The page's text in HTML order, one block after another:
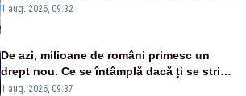
în pericol Centrala Cernavodă era
1 aug. 2026, 09:32
De azi, milioane de români primesc un
drept nou. Ce se întâmplă dacă ți se strică
un produs
1 aug. 2026, 09:37